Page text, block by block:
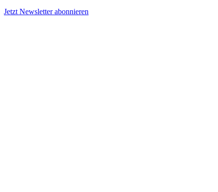
Jetzt Newsletter abonnieren